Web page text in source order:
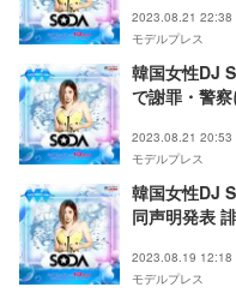
2023.08.21 22:38
モデルプレス
韓国女性DJ
で謝罪・警
2023.08.21 20:53
モデルプレス
韓国女性DJ
同声明発表
2023.08.19 12:18
モデルプレス